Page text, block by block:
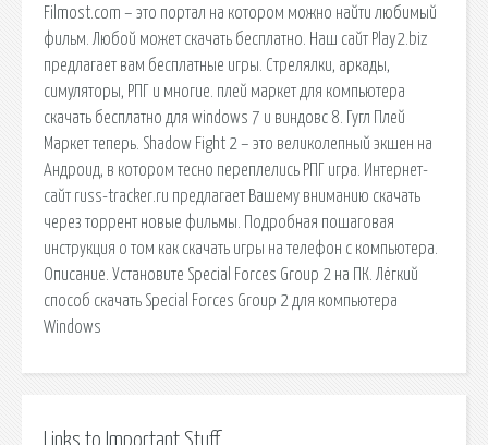
Filmost.com – это портал на котором можно найти любимый
фильм. Любой может скачать бесплатно. Наш сайт Play2.biz
предлагает вам бесплатные игры. Стрелялки, аркады,
симуляторы, РПГ и многие. плей маркет для компьютера
скачать бесплатно для windows 7 и виндовс 8. Гугл Плей
Маркет теперь. Shadow Fight 2 – это великолепный экшен на
Андроид, в котором тесно переплелись РПГ игра. Интернет-
сайт russ-tracker.ru предлагает Вашему вниманию скачать
через торрент новые фильмы. Подробная пошаговая
инструкция о том как скачать игры на телефон с компьютера.
Описание. Установите Special Forces Group 2 на ПК. Лёгкий
способ скачать Special Forces Group 2 для компьютера
Windows
Links to Important Stuff